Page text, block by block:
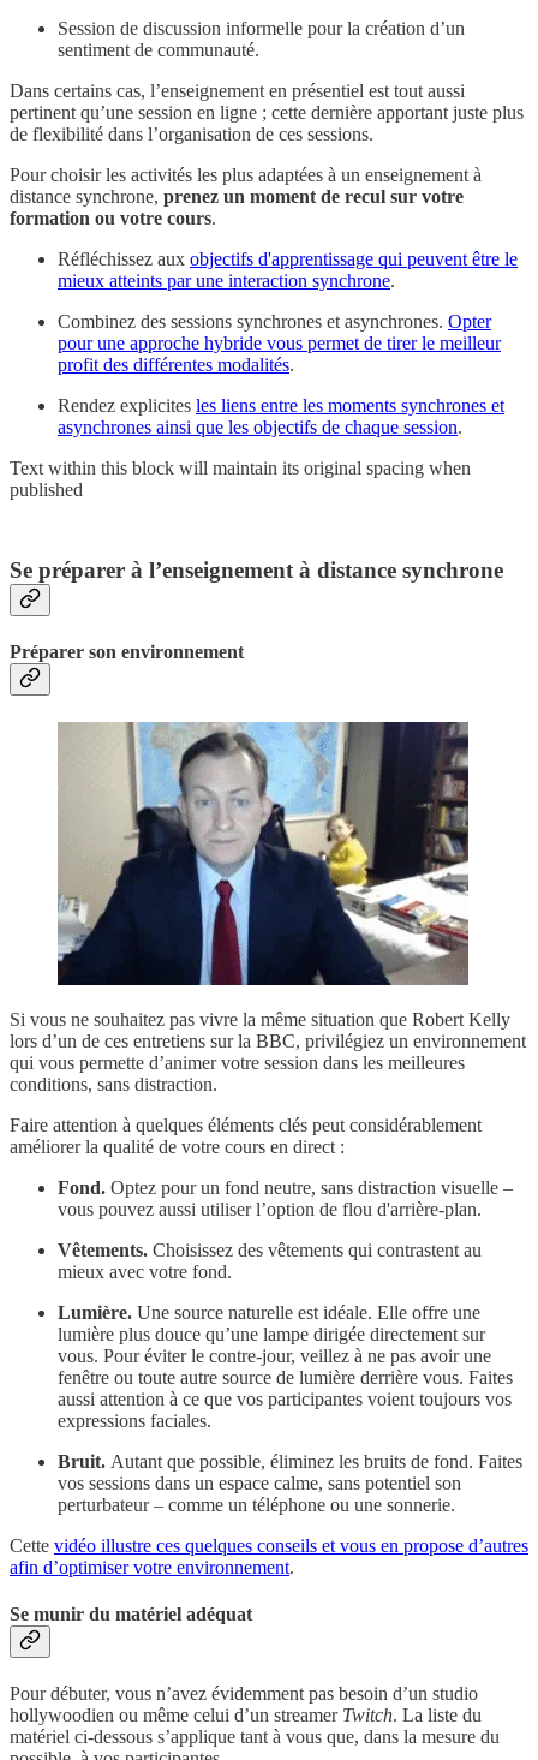
Session de discussion informelle pour la création d’un
sentiment de communauté.
Dans certains cas, l’enseignement en présentiel est tout aussi
pertinent qu’une session en ligne ; cette dernière apportant juste plus
de flexibilité dans l’organisation de ces sessions.
Pour choisir les activités les plus adaptées à un enseignement à
distance synchrone, prenez un moment de recul sur votre
formation ou votre cours.
Réfléchissez aux objectifs d'apprentissage qui peuvent être le
mieux atteints par une interaction synchrone.
Combinez des sessions synchrones et asynchrones. Opter
pour une approche hybride vous permet de tirer le meilleur
profit des différentes modalités.
Rendez explicites les liens entre les moments synchrones et
asynchrones ainsi que les objectifs de chaque session.
Text within this block will maintain its original spacing when
published
Se préparer à l’enseignement à distance synchrone
Préparer son environnement
Si vous ne souhaitez pas vivre la même situation que Robert Kelly
lors d’un de ces entretiens sur la BBC, privilégiez un environnement
qui vous permette d’animer votre session dans les meilleures
conditions, sans distraction.
Faire attention à quelques éléments clés peut considérablement
améliorer la qualité de votre cours en direct :
Fond. Optez pour un fond neutre, sans distraction visuelle –
vous pouvez aussi utiliser l’option de flou d'arrière-plan.
Vêtements. Choisissez des vêtements qui contrastent au
mieux avec votre fond.
Lumière. Une source naturelle est idéale. Elle offre une
lumière plus douce qu’une lampe dirigée directement sur
vous. Pour éviter le contre-jour, veillez à ne pas avoir une
fenêtre ou toute autre source de lumière derrière vous. Faites
aussi attention à ce que vos participantes voient toujours vos
expressions faciales.
Bruit. Autant que possible, éliminez les bruits de fond. Faites
vos sessions dans un espace calme, sans potentiel son
perturbateur – comme un téléphone ou une sonnerie.
Cette vidéo illustre ces quelques conseils et vous en propose d’autres
afin d’optimiser votre environnement.
Se munir du matériel adéquat
Pour débuter, vous n’avez évidemment pas besoin d’un studio
hollywoodien ou même celui d’un streamer Twitch. La liste du
matériel ci-dessous s’applique tant à vous que, dans la mesure du